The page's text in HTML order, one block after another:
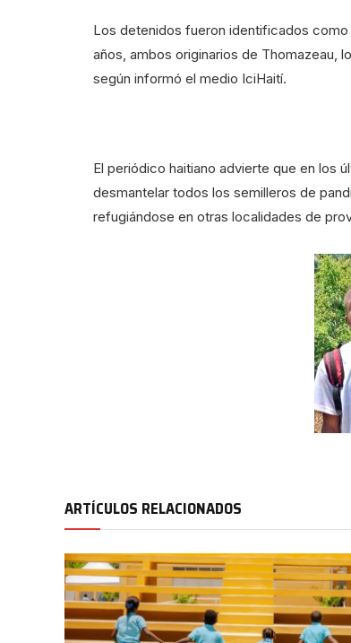
Los detenidos fueron identificados
años, ambos originarios de Thomazeau,
según informó el medio IciHaití.
El periódico haitiano advierte que en los
desmantelar todos los semilleros de
refugiándose en otras localidades de
ARTÍCULOS RELACIONADOS